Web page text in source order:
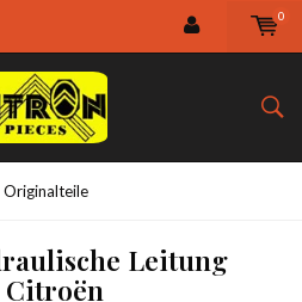
0
Originalteile
Leitung
Citroën